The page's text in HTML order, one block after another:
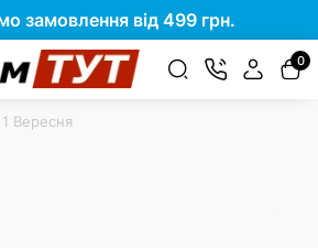
замовлення від 499 грн.
0
1 Вересня